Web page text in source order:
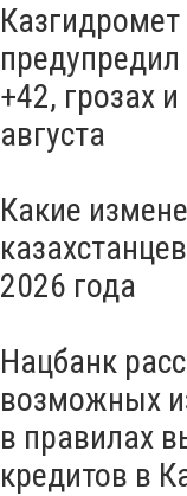
Казгидромет
+42, грозах
августа
Какие
2026 года
Нацбанк
возможных
в правилах
кредитов в